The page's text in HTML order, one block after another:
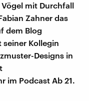
mit Durchfall
Zahner das
dem Blog
seiner Kollegin
Designs in
im Podcast Ab 21.